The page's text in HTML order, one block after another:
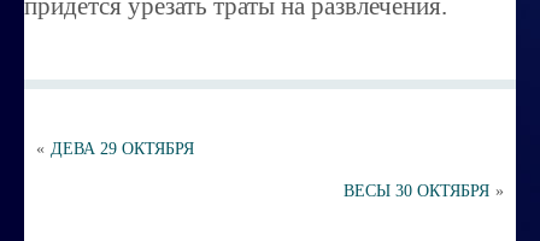
Этика семейных взаимоотношений
придется урезать траты на развлечения.
« ДЕВА 29 ОКТЯБРЯ
ВЕСЫ 30 ОКТЯБРЯ »